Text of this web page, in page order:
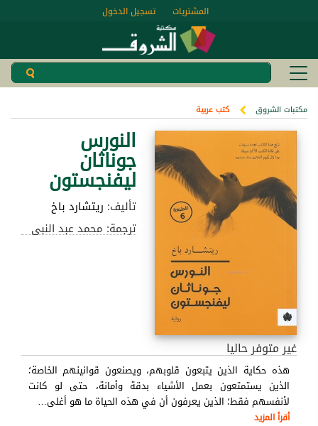
تسجيل الدخول المشتريات
مكتبات الشروق كتب عربية
النورس
جوناثان
ليفنجستون
تأليف: ريتشارد باخ
ترجمة: محمد عبد النبى
غير متوفر حاليا
هذه حكاية الذين يتبعون قلوبهم، ويصنعون قوانينهم الخاصة؛
الذين يستمتعون بعمل الأشياء بدقة وأمانة، حتى لو كانت
لأنفسهم فقط؛ الذين يعرفون أن في هذه الحياة ما هو أغلى…
أقرأ المزيد